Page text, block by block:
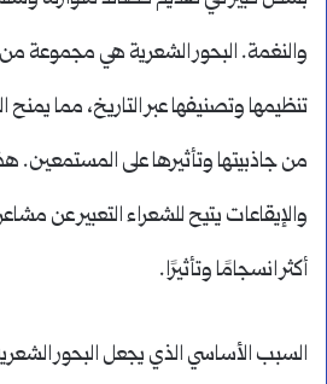
والنغمة. البحور الشعرية هي مجموعة من
تنظيمها وتصنيفها عبر التاريخ، مما يمنح
من جاذبيتها وتأثيرها على المستمعين.
والإيقاعات يتيح للشعراء التعبير عن
أكثر انسجامًا وتأثيرًا.
السبب الأساسي الذي يجعل البحور